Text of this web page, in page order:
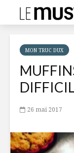
MON TRUC DUX
26 mai 2017